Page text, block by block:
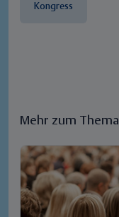
Kongress
Mehr zum Thema